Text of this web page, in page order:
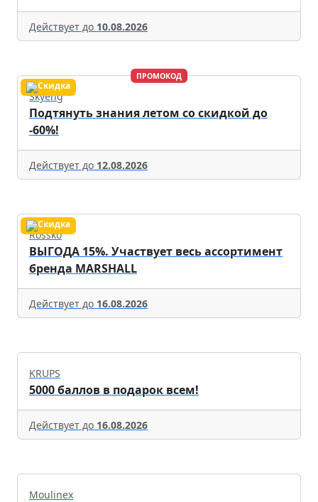
Действует до 10.08.2026
ПРОМОКОД
Skyeng
Подтянуть знания летом со скидкой до
-60%!
Действует до 12.08.2026
Rossko
ВЫГОДА 15%. Участвует весь ассортимент
бренда MARSHALL
Действует до 16.08.2026
KRUPS
5000 баллов в подарок всем!
Действует до 16.08.2026
Moulinex